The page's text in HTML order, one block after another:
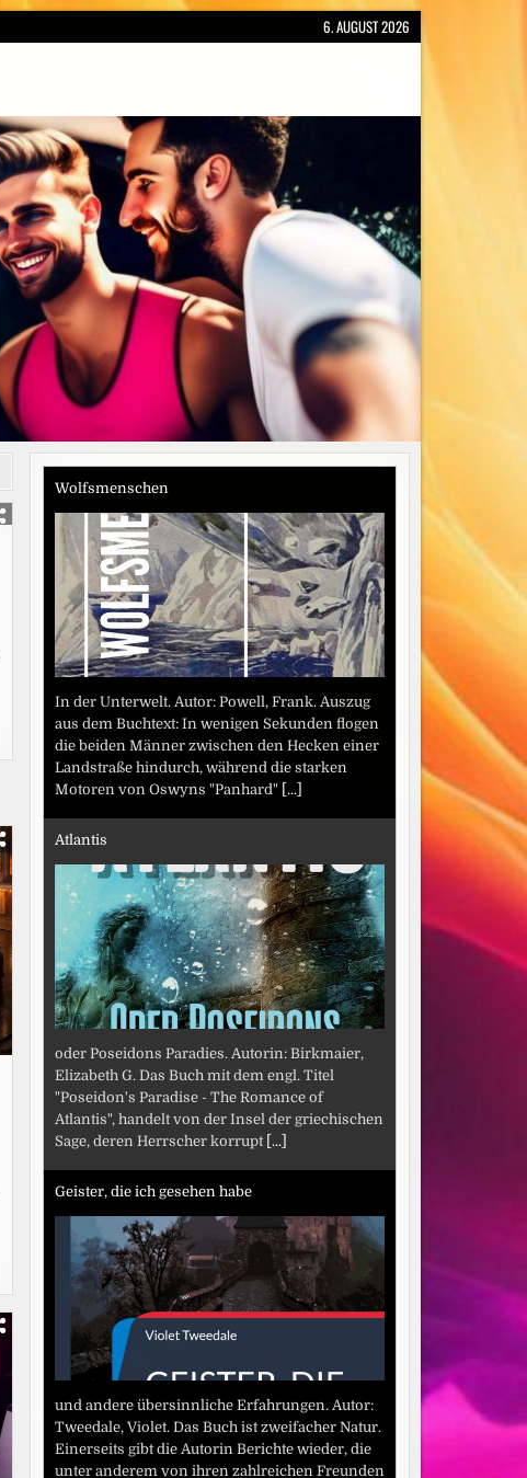
6. AUGUST 2026
Wolfsmenschen
In der Unterwelt. Autor: Powell, Frank. Auszug
aus dem Buchtext: In wenigen Sekunden flogen
die beiden Männer zwischen den Hecken einer
Landstraße hindurch, während die starken
Motoren von Oswyns "Panhard" [...]
Atlantis
oder Poseidons Paradies. Autorin: Birkmaier,
Elizabeth G. Das Buch mit dem engl. Titel
"Poseidon's Paradise - The Romance of
Atlantis", handelt von der Insel der griechischen
Sage, deren Herrscher korrupt [...]
Geister, die ich gesehen habe
und andere übersinnliche Erfahrungen. Autor:
Tweedale, Violet. Das Buch ist zweifacher Natur.
Einerseits gibt die Autorin Berichte wieder, die
unter anderem von ihren zahlreichen Freunden